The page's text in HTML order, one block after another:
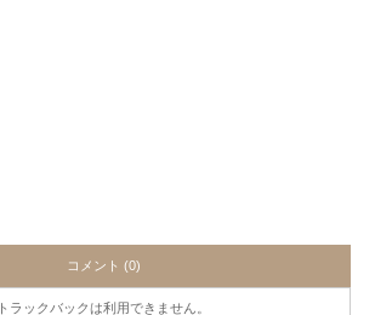
コメント (0)
トラックバックは利用できません。